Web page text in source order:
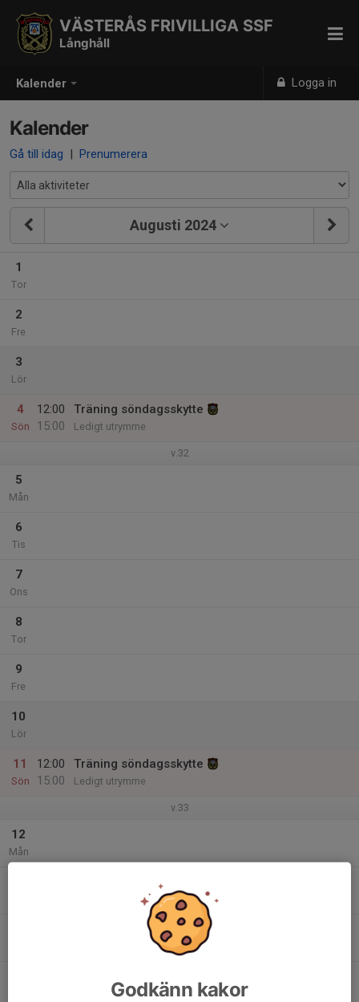
Kalender Logga in
VÄSTERÅS FRIVILLIGA SSF
Långhåll
Kalender
Gå till idag | Prenumerera
Augusti 2024
1
Tor
2
Fre
3
Lör
4
Sön
12:00
15:00
Träning söndagsskytte
Ledigt utrymme
v.32
5
Mån
6
Tis
7
Ons
8
Tor
9
Fre
10
Lör
11
Sön
12:00
15:00
Träning söndagsskytte
Ledigt utrymme
v.33
12
Mån
Godkänn kakor